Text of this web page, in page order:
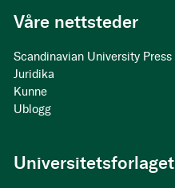
Våre nettsteder
Scandinavian University Press
Juridika
Kunne
Ublogg
Universitetsforlaget